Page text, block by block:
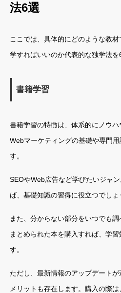
法6選
ここでは、具体的にどのような教
学すればいいのか代表的な独学法を
書籍学習
書籍学習の特徴は、体系的にノウ
Webマーケティングの基礎や専門
す。
SEOやWeb広告など学びたいジャ
ば、基礎知識の習得に役立つでしょ
また、分からない部分をいつでも
まとめられた本を購入すれば、学
す。
ただし、最新情報のアップデート
メリットも存在します。購入の際